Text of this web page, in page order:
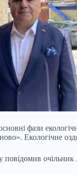
фази
Екологічне
очільник